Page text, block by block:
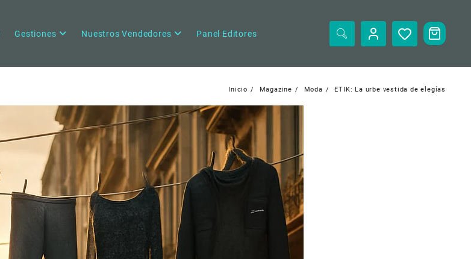
Gestiones Nuestros Vendedores Panel Editores
Inicio Magazine Moda ETIK: La urbe vestida de elegías